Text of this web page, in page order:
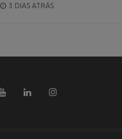
POSTED
3 DIAS ATRÁS